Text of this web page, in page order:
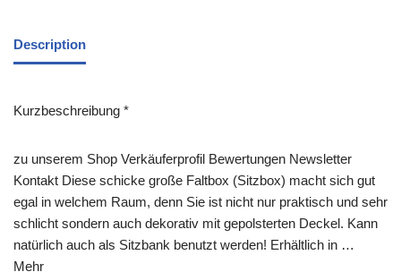
Description
Kurzbeschreibung *
zu unserem Shop Verkäuferprofil Bewertungen Newsletter
Kontakt Diese schicke große Faltbox (Sitzbox) macht sich gut
egal in welchem Raum, denn Sie ist nicht nur praktisch und sehr
schlicht sondern auch dekorativ mit gepolsterten Deckel. Kann
natürlich auch als Sitzbank benutzt werden! Erhältlich in …
Mehr